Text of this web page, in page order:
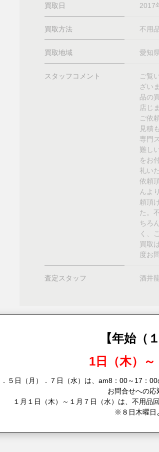
買取日 2017
買取方法 不用
買取地域 愛知
スタッフコメント
ご覧
ざい
品の
店じ
ご依
見積
専門
難し
をお
礼い
依頼
んよ
頼頂
た。
ちろ
く、
買取
度お
査定スタッフ 酒井
前の事例
【年始（
1日（木）～
５日（月）．７日（水）は、am8：00～17：
お問合せへの応
１月１日（木）～１月７日（水）は、不用品
※８日木曜日